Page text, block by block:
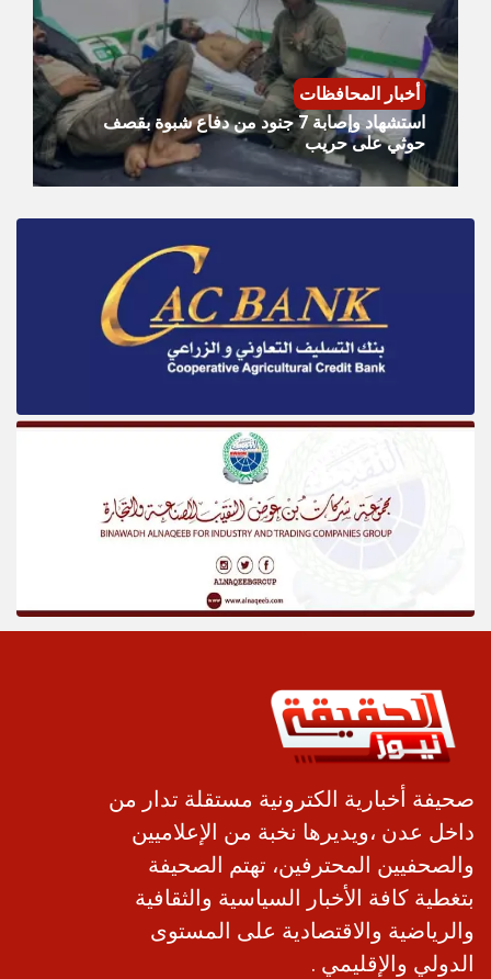
أخبار المحافظات
استشهاد وإصابة 7 جنود من دفاع شبوة بقصف
حوثي على حريب
صحيفة أخبارية الكترونية مستقلة تدار من
داخل عدن ،ويديرها نخبة من الإعلاميين
والصحفيين المحترفين، تهتم الصحيفة
بتغطية كافة الأخبار السياسية والثقافية
والرياضية والاقتصادية على المستوى
الدولي والإقليمي .